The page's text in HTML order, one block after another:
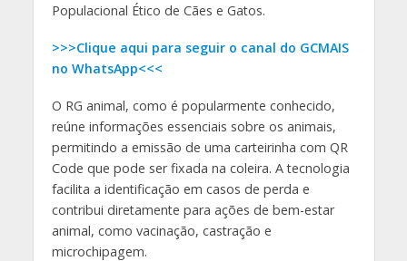
Populacional Ético de Cães e Gatos.
>>>Clique aqui para seguir o canal do GCMAIS
no WhatsApp<<<
O RG animal, como é popularmente conhecido,
reúne informações essenciais sobre os animais,
permitindo a emissão de uma carteirinha com QR
Code que pode ser fixada na coleira. A tecnologia
facilita a identificação em casos de perda e
contribui diretamente para ações de bem-estar
animal, como vacinação, castração e
microchipagem.